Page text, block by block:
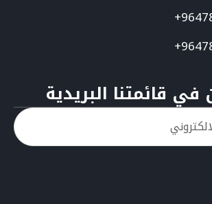
قائمتنا البريدية